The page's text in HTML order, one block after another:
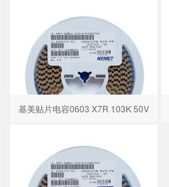
基美贴片电容0603 X7R 103K 50V